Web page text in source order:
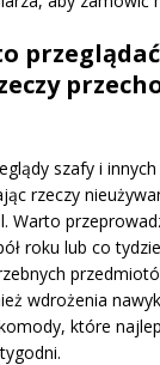
szafy i
rzeczy
Warto
roku lub co
wdrożenia
które